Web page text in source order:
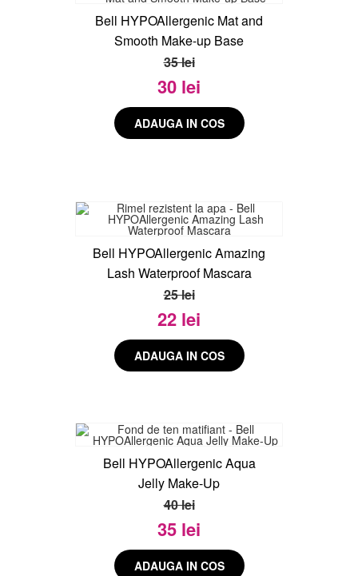
Bell HYPOAllergenic Mat and
Smooth Make-up Base
35 lei
30 lei
Bell HYPOAllergenic Amazing
Lash Waterproof Mascara
25 lei
22 lei
Bell HYPOAllergenic Aqua
Jelly Make-Up
40 lei
35 lei